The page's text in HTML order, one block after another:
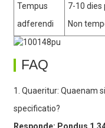
Tempus
adferendi
7-10 dies
Non
FAQ
1. Quaeritur: Quaenam
specificatio?